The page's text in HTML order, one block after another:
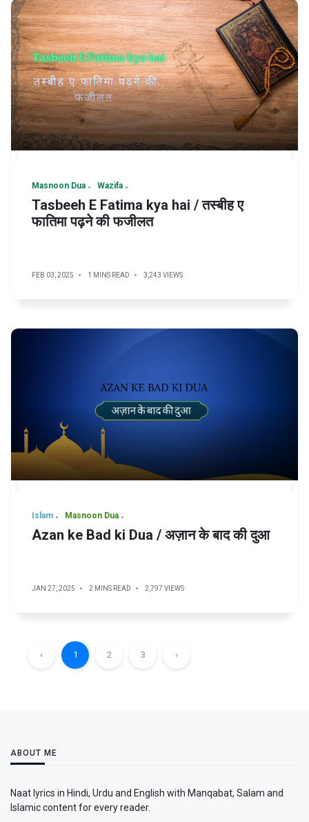
Masnoon Dua Wazifa
Tasbeeh E Fatima kya hai / तस्बीह ए
फातिमा पढ़ने की फजीलत
FEB 03, 2025 1 MINS READ 3,243 VIEWS
Islam Masnoon Dua
Azan ke Bad ki Dua / अज़ान के बाद की दुआ
JAN 27, 2025 2 MINS READ 2,797 VIEWS
‹ 1 2 3 ›
ABOUT ME
Naat lyrics in Hindi, Urdu and English with Manqabat, Salam and
Islamic content for every reader.